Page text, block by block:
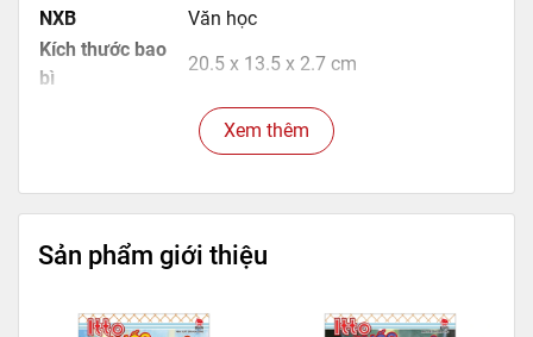
NXB
Văn học
Kích thước bao
bì
20.5 x 13.5 x 2.7 cm
600gr
544
Xem thêm
Sản phẩm giới thiệu